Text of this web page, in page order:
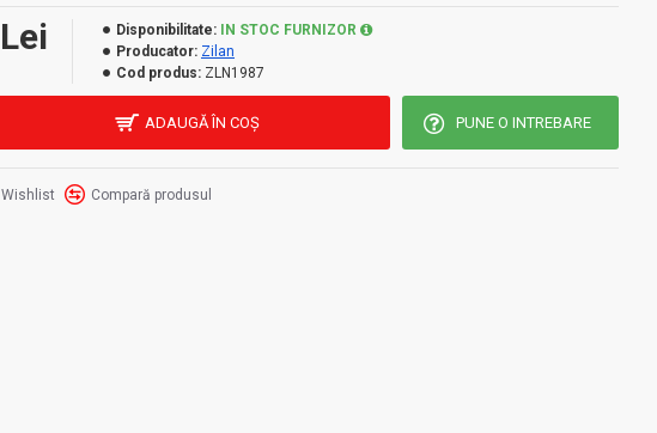
Disponibilitate:
IN STOC FURNIZOR
Producator: Zilan
Cod produs: ZLN1987
ADAUGĂ ÎN COŞ PUNE O INTREBARE
Compară produsul